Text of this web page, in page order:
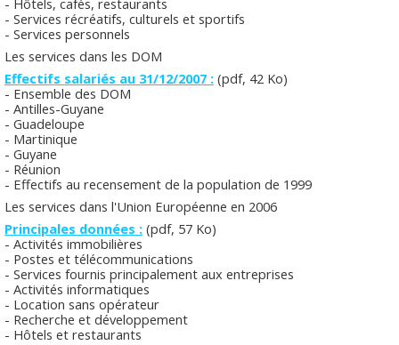
- Services récréatifs, culturels et sportifs
- Services personnels
Les services dans les DOM
Effectifs salariés au 31/12/2007 : (pdf, 42 Ko)
- Ensemble des DOM
- Antilles-Guyane
- Guadeloupe
- Martinique
- Guyane
- Réunion
- Effectifs au recensement de la population de 1999
Les services dans l'Union Européenne en 2006
Principales données : (pdf, 57 Ko)
- Activités immobilières
- Postes et télécommunications
- Services fournis principalement aux entreprises
- Activités informatiques
- Location sans opérateur
- Recherche et développement
- Hôtels et restaurants